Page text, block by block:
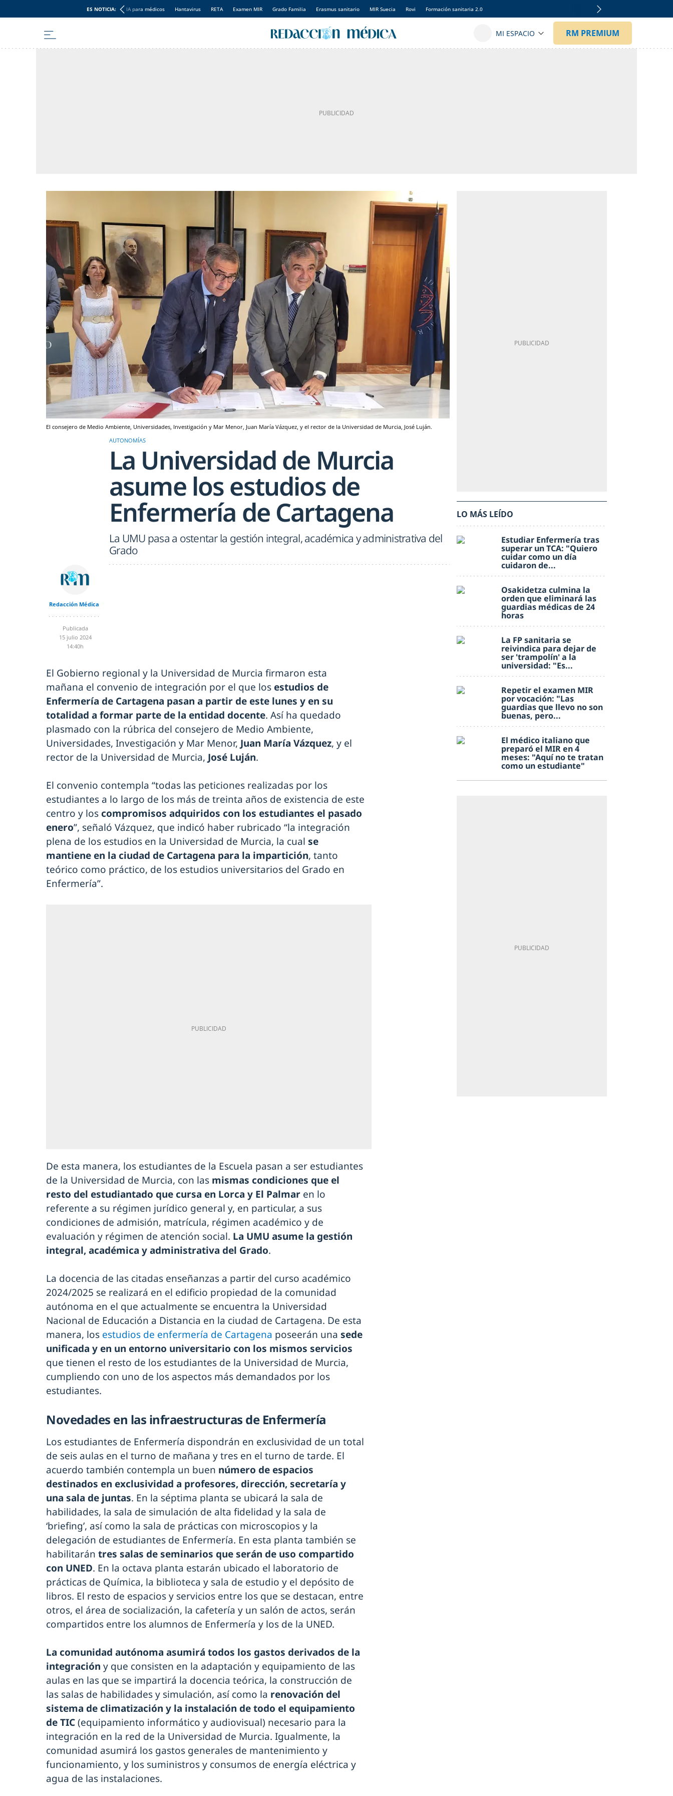
ES NOTICIA: IA para médicos Hantavirus RETA Examen MIR Grado Familia Erasmus sanitario MIR Suecia Rovi Formación sanitaria 2.0
El consejero de Medio Ambiente, Universidades, Investigación y Mar Menor, Juan María Vázquez, y el rector de la Universidad de Murcia, José Luján.
AUTONOMÍAS
La Universidad de Murcia
asume los estudios de
Enfermería de Cartagena
La UMU pasa a ostentar la gestión integral, académica y administrativa del
Grado
Redacción Médica
Publicada
15 julio 2024
14:40h
El Gobierno regional y la Universidad de Murcia firmaron esta
mañana el convenio de integración por el que los estudios de
Enfermería de Cartagena pasan a partir de este lunes y en su
totalidad a formar parte de la entidad docente. Así ha quedado
plasmado con la rúbrica del consejero de Medio Ambiente,
Universidades, Investigación y Mar Menor, Juan María Vázquez, y el
rector de la Universidad de Murcia, José Luján.
El convenio contempla “todas las peticiones realizadas por los
estudiantes a lo largo de los más de treinta años de existencia de este
centro y los compromisos adquiridos con los estudiantes el pasado
enero”, señaló Vázquez, que indicó haber rubricado “la integración
plena de los estudios en la Universidad de Murcia, la cual se
mantiene en la ciudad de Cartagena para la impartición, tanto
teórico como práctico, de los estudios universitarios del Grado en
Enfermería”.
De esta manera, los estudiantes de la Escuela pasan a ser estudiantes
de la Universidad de Murcia, con las mismas condiciones que el
resto del estudiantado que cursa en Lorca y El Palmar en lo
referente a su régimen jurídico general y, en particular, a sus
condiciones de admisión, matrícula, régimen académico y de
evaluación y régimen de atención social. La UMU asume la gestión
integral, académica y administrativa del Grado.
La docencia de las citadas enseñanzas a partir del curso académico
2024/2025 se realizará en el edificio propiedad de la comunidad
autónoma en el que actualmente se encuentra la Universidad
Nacional de Educación a Distancia en la ciudad de Cartagena. De esta
manera, los estudios de enfermería de Cartagena poseerán una sede
unificada y en un entorno universitario con los mismos servicios
que tienen el resto de los estudiantes de la Universidad de Murcia,
cumpliendo con uno de los aspectos más demandados por los
estudiantes.
Novedades en las infraestructuras de Enfermería
Los estudiantes de Enfermería dispondrán en exclusividad de un total
de seis aulas en el turno de mañana y tres en el turno de tarde. El
acuerdo también contempla un buen número de espacios
destinados en exclusividad a profesores, dirección, secretaría y
una sala de juntas. En la séptima planta se ubicará la sala de
habilidades, la sala de simulación de alta fidelidad y la sala de
‘briefing’, así como la sala de prácticas con microscopios y la
delegación de estudiantes de Enfermería. En esta planta también se
habilitarán tres salas de seminarios que serán de uso compartido
con UNED. En la octava planta estarán ubicado el laboratorio de
prácticas de Química, la biblioteca y sala de estudio y el depósito de
libros. El resto de espacios y servicios entre los que se destacan, entre
otros, el área de socialización, la cafetería y un salón de actos, serán
compartidos entre los alumnos de Enfermería y los de la UNED.
La comunidad autónoma asumirá todos los gastos derivados de la
integración y que consisten en la adaptación y equipamiento de las
aulas en las que se impartirá la docencia teórica, la construcción de
las salas de habilidades y simulación, así como la renovación del
sistema de climatización y la instalación de todo el equipamiento
de TIC(equipamiento informático y audiovisual) necesario para la
integración en la red de la Universidad de Murcia. Igualmente, la
comunidad asumirá los gastos generales de mantenimiento y
funcionamiento, y los suministros y consumos de energía eléctrica y
agua de las instalaciones.
LO MÁS LEÍDO
Estudiar Enfermería tras
superar un TCA: "Quiero
cuidar como un día
cuidaron de...
Osakidetza culmina la
orden que eliminará las
guardias médicas de 24
horas
La FP sanitaria se
reivindica para dejar de
ser 'trampolín' a la
universidad: "Es...
Repetir el examen MIR
por vocación: "Las
guardias que llevo no son
buenas, pero...
El médico italiano que
preparó el MIR en 4
meses: "Aquí no te tratan
como un estudiante"